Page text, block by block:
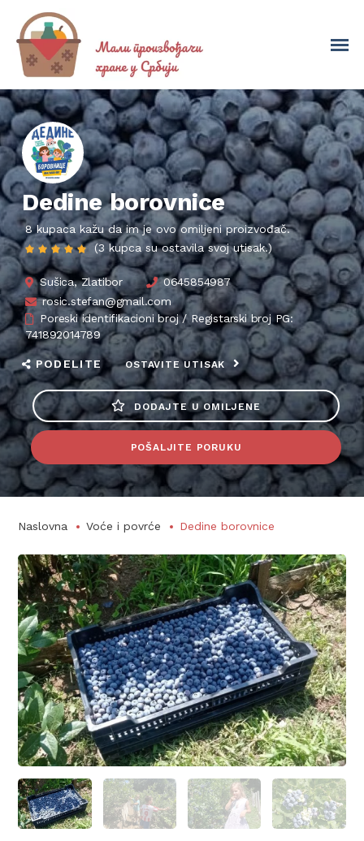
Dedine borovnice
8 kupaca kažu da im je ovo omiljeni proizvođač.
(3 kupca su ostavila svoj utisak.)
Sušica, Zlatibor
0645854987
rosic.stefan@gmail.com
Poreski identifikacioni broj / Registarski broj PG:
741892014789
PODELITE OSTAVITE UTISAK
DODAJTE U OMILJENE
POŠALJITE PORUKU
Naslovna Voće i povrće Dedine borovnice